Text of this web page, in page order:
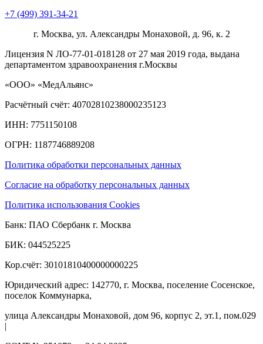
+7 (499) 391-34-21
г. Москва, ул. Александры Монаховой, д. 96, к. 2
Лицензия N ЛО-77-01-018128 от 27 мая 2019 года, выдана
департаментом здравоохранения г.Москвы
«ООО» «МедАльянс»
Расчётный счёт: 40702810238000235123
ИНН: 7751150108
ОГРН: 1187746889208​
Политика обработки персональных данных
Согласие на обработку персональных данных
Политика использования Cookies
Банк: ПАО Сбербанк г. Москва
БИК: 044525225
Кор.счёт: 30101810400000000225
Юридический адрес: 142770, г. Москва, поселение Сосенское,
поселок Коммунарка,
улица Александры Монаховой, дом 96, корпус 2, эт.1, пом.029
|